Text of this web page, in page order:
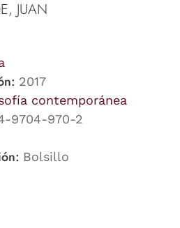
JUAN
2017
contemporánea
9704-970-2
Bolsillo